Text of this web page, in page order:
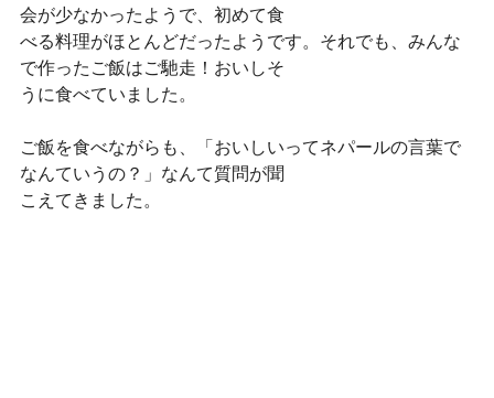
会が少なかったようで、初めて食
べる料理がほとんどだったようです。それでも、みんな
で作ったご飯はご馳走！おいしそ
うに食べていました。
ご飯を食べながらも、「おいしいってネパールの言葉で
なんていうの？」なんて質問が聞
こえてきました。